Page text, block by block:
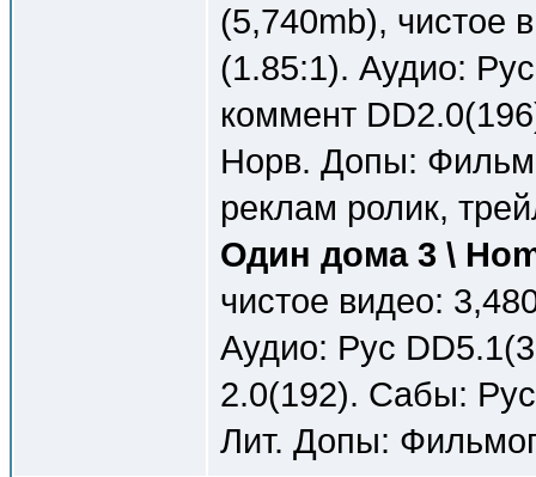
(5,740mb), чистое
(1.85:1). Аудио:
коммент
Норв. Допы:
реклам ролик,
Один дома 3 \
чистое видео:
Аудио: Рус
2.0(192). Сабы:
Лит. Допы: